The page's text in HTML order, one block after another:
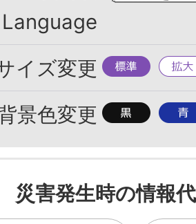
Language
イズ変更 標
準
拡
大
景色変更 背
色
を
黒
背
色
を
青
災害発生時の情報